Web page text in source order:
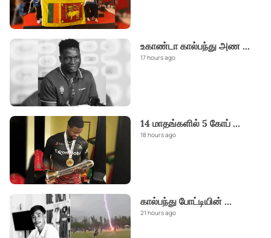
உகாண்டா கால்பந்து அண ...
17 hours ago
14 மாதங்களில் 5 கோப் ...
18 hours ago
கால்பந்து போட்டியின் ...
21 hours ago